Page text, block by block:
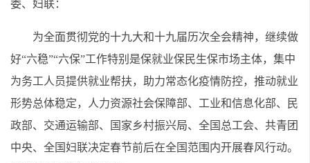
委、妇联：
为全面贯彻党的十九大和十九届历次全会精神，继续做
好“六稳”“六保”工作特别是保就业保民生保市场主体，集中
为务工人员提供就业帮扶，助力常态化疫情防控，推动就业
形势总体稳定，人力资源社会保障部、工业和信息化部、民
政部、交通运输部、国家乡村振兴局、全国总工会、共青团
中央、全国妇联决定春节前后在全国范围内开展春风行动。